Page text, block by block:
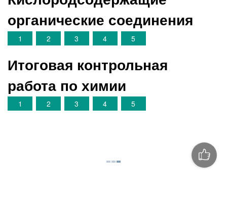
органические соединения
1 2 3 4 5
Итоговая контрольная
работа по химии
1 2 3 4 5